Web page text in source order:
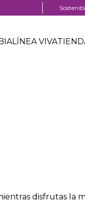
Menú
LÍNEA VIVA
disfrutas la